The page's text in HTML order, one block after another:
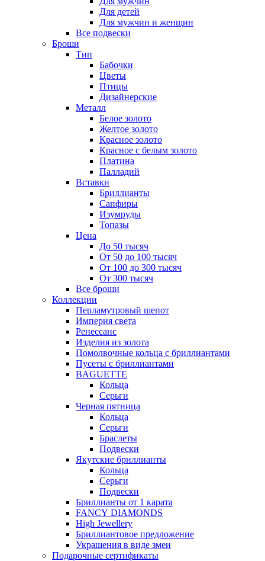
Для детей
Для мужчин и женщин
Все подвески
Броши
Тип
Бабочки
Цветы
Птицы
Дизайнерские
Металл
Белое золото
Желтое золото
Красное золото
Красное с белым золото
Платина
Палладий
Вставки
Бриллианты
Сапфиры
Изумруды
Топазы
Цена
До 50 тысяч
От 50 до 100 тысяч
От 100 до 300 тысяч
От 300 тысяч
Все броши
Коллекции
Перламутровый шепот
Империя света
Ренессанс
Изделия из золота
Помолвочные кольца с бриллиантами
Пусеты с бриллиантами
BAGUETTE
Кольца
Серьги
Черная пятница
Кольца
Серьги
Браслеты
Подвески
Якутские бриллианты
Кольца
Серьги
Подвески
Бриллианты от 1 карата
FANCY DIAMONDS
High Jewellery
Бриллиантовое предложение
Украшения в виде змеи
Подарочные сертификаты